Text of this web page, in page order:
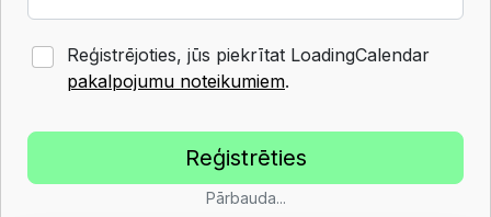
Reģistrējoties, jūs piekrītat LoadingCalendar
pakalpojumu noteikumiem.
Pārbauda...